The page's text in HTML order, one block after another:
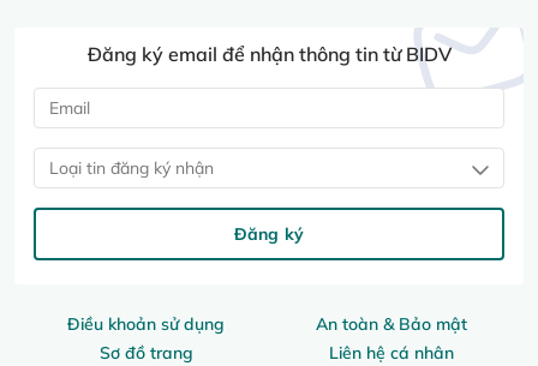
Điều khoản sử dụng
An toàn & Bảo mật
Sơ đồ trang
Liên hệ cá nhân
Đăng ký email để nhận thông tin từ BIDV
Loại tin đăng ký nhận
Đăng ký